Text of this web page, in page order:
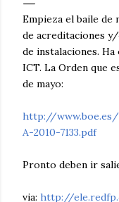
Empieza el baile de
de acreditaciones
de instalaciones.
ICT. La Orden que
de mayo:
http://
A-2010-7133.pdf
Pronto deben ir
via: http://